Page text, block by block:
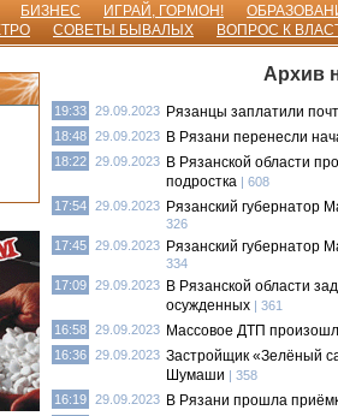
БИЗНЕС ИГРАЙ, ГОРМОН!
СОВЕТЫ БЫВАЛЫХ ВОПРОС К
Архив
19:33 29.09.2023 Рязанцы заплатили
18:48 29.09.2023 В Рязани перенесли
18:22 29.09.2023 В Рязанской области
подростка | 608
17:54 29.09.2023 Рязанский губернатор
326
17:45 29.09.2023 Рязанский губернатор
334
17:09 29.09.2023 В Рязанской области
осужденных | 361
16:58 29.09.2023 Массовое ДТП
16:36 29.09.2023 Застройщик «Зелёный
Шумаши | 358
16:19 29.09.2023 В Рязани прошла